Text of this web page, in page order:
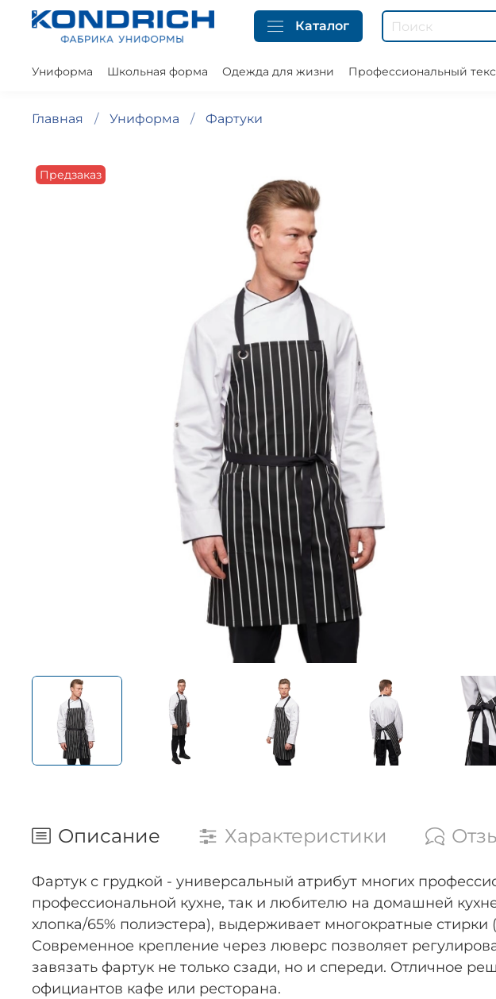
Каталог
Униформа Школьная форма Одежда для жизни Профессиональный
Главная Униформа Фартуки
Предзаказ
Описание Характеристики
Фартук с грудкой - универсальный атрибут многих
профессиональной кухне, так и любителю на домашней
хлопка/65% полиэстера), выдерживает многократные
Современное крепление через люверс позволяет
завязать фартук не только сзади, но и спереди. Отличное
официантов кафе или ресторана.